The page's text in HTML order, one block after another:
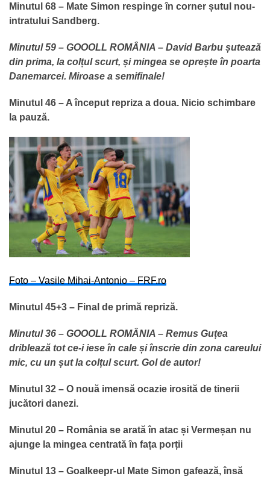
Minutul 68 – Mate Simon respinge în corner șutul nou-
intratului Sandberg.
Minutul 59 – GOOOLL ROMÂNIA – David Barbu șutează
din prima, la colțul scurt, și mingea se oprește în poarta
Danemarcei. Miroase a semifinale!
Minutul 46 – A început repriza a doua. Nicio schimbare
la pauză.
Foto – Vasile Mihai-Antonio – FRF.ro
Minutul 45+3 – Final de primă repriză.
Minutul 36 – GOOOLL ROMÂNIA – Remus Guțea
driblează tot ce-i iese în cale și înscrie din zona careului
mic, cu un șut la colțul scurt. Gol de autor!
Minutul 32 – O nouă imensă ocazie irosită de tinerii
jucători danezi.
Minutul 20 – România se arată în atac și Vermeșan nu
ajunge la mingea centrată în fața porții
Minutul 13 – Goalkeepr-ul Mate Simon gafează, însă